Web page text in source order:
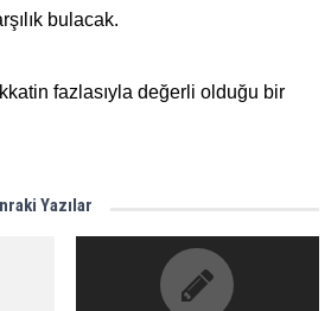
bulacak.
fazlasıyla değerli olduğu bir
Yazılar